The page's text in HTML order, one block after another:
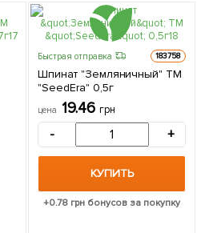
Быстрая отправка 183758
Шпинат "Земляничный" ТМ
"SeedEra" 0,5г
цена 19.46 грн
- +
КУПИТЬ
+0.78 грн бонусов за покупку